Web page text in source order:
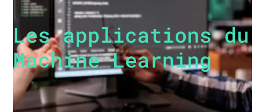
Les applications du
Machine Learning